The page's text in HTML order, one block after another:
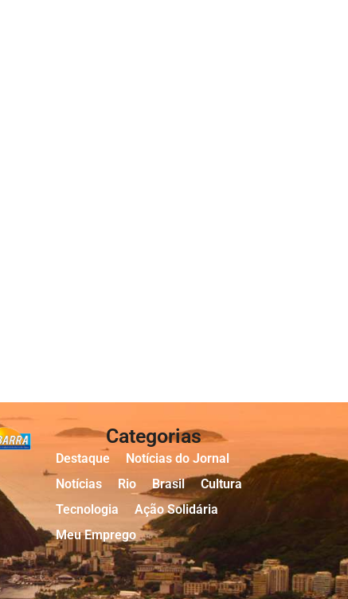
Categorias
Destaque
Notícias do Jornal
Notícias
Rio Brasil
Cultura
Tecnologia
Ação Solidária
Meu Emprego